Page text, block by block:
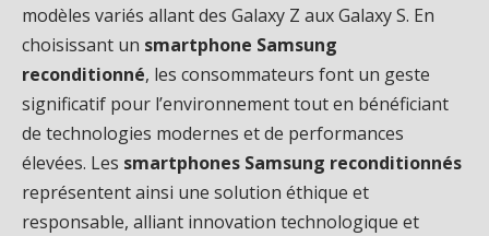
modèles variés allant des Galaxy Z aux Galaxy S. En
choisissant un smartphone Samsung
reconditionné, les consommateurs font un geste
significatif pour l’environnement tout en bénéficiant
de technologies modernes et de performances
élevées. Les smartphones Samsung reconditionnés
représentent ainsi une solution éthique et
responsable, alliant innovation technologique et